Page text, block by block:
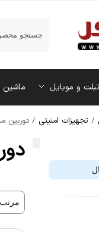
تبلت و موبایل ماشین‌
/ تجهیزات امنیتی / دوربین